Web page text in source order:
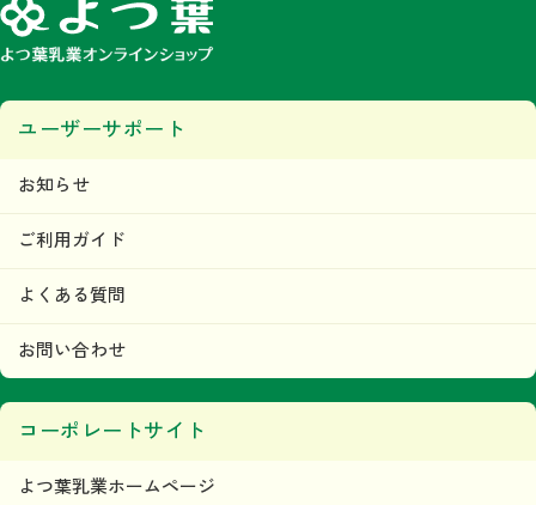
ユーザーサポート
お知らせ
ご利用ガイド
よくある質問
お問い合わせ
コーポレートサイト
よつ葉乳業ホームページ